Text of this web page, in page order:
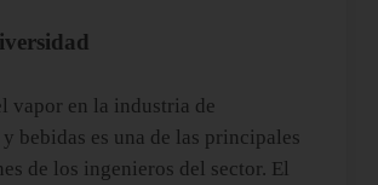
vapor en la industria de
bebidas es una de las principales
de los ingenieros del sector. El